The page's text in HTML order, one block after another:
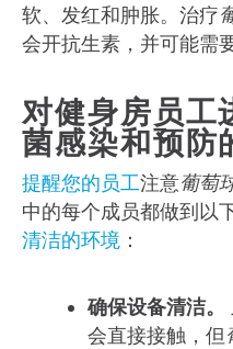
软、发红和肿胀。治疗
会开抗生素，并可能需
对健身房员工
菌感染和预防
提醒您的员工注意葡萄
中的每个成员都做到以
清洁的环境 ：
确保设备清洁。
会直接接触，但